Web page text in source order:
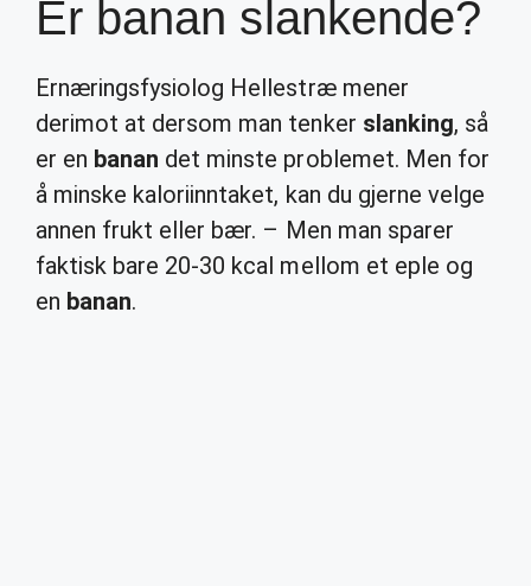
Er banan slankende?
Ernæringsfysiolog Hellestræ mener
derimot at dersom man tenker slanking, så
er en banan det minste problemet. Men for
å minske kaloriinntaket, kan du gjerne velge
annen frukt eller bær. – Men man sparer
faktisk bare 20-30 kcal mellom et eple og
en banan.